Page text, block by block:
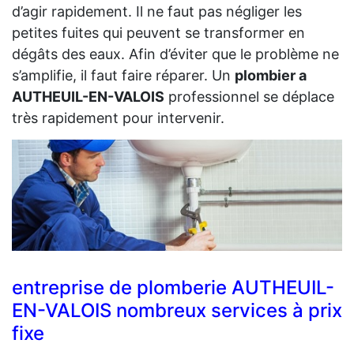
d’agir rapidement. Il ne faut pas négliger les
petites fuites qui peuvent se transformer en
dégâts des eaux. Afin d’éviter que le problème ne
s’amplifie, il faut faire réparer. Un plombier a
AUTHEUIL-EN-VALOIS professionnel se déplace
très rapidement pour intervenir.
entreprise de plomberie AUTHEUIL-
EN-VALOIS nombreux services à prix
fixe